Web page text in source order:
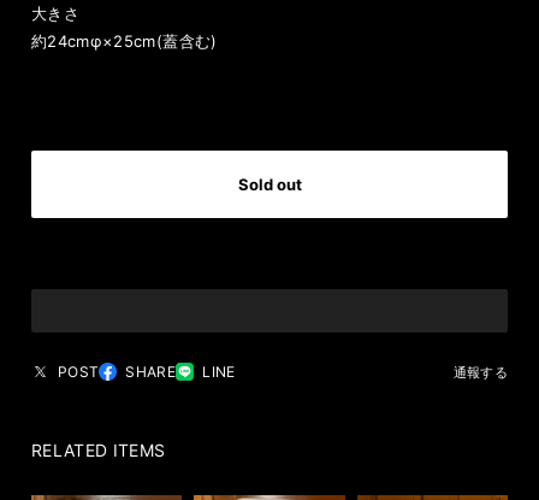
大きさ
約24cmφ×25cm(蓋含む)
Sold out
POST SHARE LINE 通報する
RELATED ITEMS